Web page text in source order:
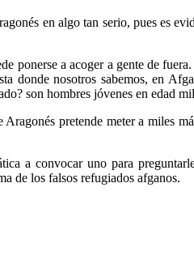
en algo tan serio, pues es
ponerse a acoger a gente de
donde nosotros sabemos, en
son hombres jóvenes en edad
pretende meter a miles
a convocar uno para
de los falsos refugiados afganos.